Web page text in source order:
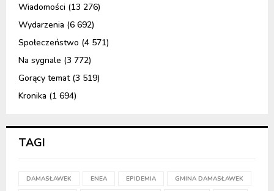
Wiadomości (13 276)
Wydarzenia (6 692)
Społeczeństwo (4 571)
Na sygnale (3 772)
Gorący temat(3 519)
Kronika (1 694)
TAGI
DAMASŁAWEK ENEA EPIDEMIA GMINA DAMASŁAWEK